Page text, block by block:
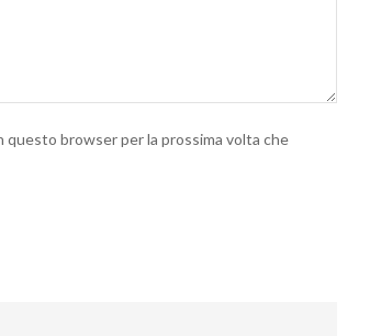
questo browser per la prossima volta che